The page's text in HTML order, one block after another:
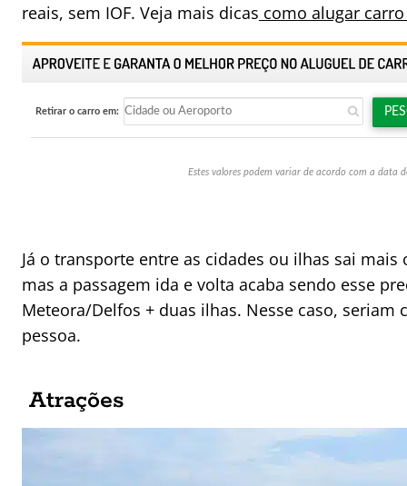
reais, sem IOF. Veja mais dicas como alugar
Já o transporte entre as cidades ou ilhas sai
mas a passagem ida e volta acaba sendo esse
Meteora/Delfos + duas ilhas. Nesse caso,
pessoa.
Atrações